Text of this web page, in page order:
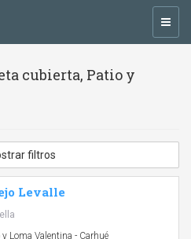
cubierta, Patio y
filtros
Levalle
y Loma Valentina - Carhué